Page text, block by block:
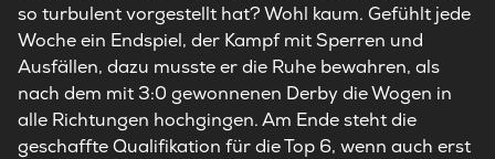
so turbulent vorgestellt hat? Wohl kaum. Gefühlt jede
Woche ein Endspiel, der Kampf mit Sperren und
Ausfällen, dazu musste er die Ruhe bewahren, als
nach dem mit 3:0 gewonnenen Derby die Wogen in
alle Richtungen hochgingen. Am Ende steht die
geschaffte Qualifikation für die Top 6, wenn auch erst